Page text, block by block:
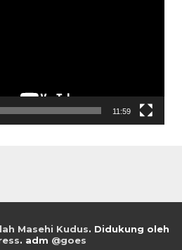
11:59
Masehi Kudus. Didukung oleh
. adm @goes